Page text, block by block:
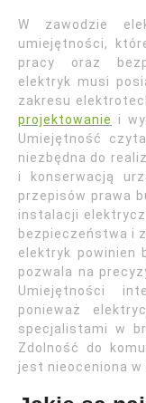
W zawodzie
umiejętności,
pracy oraz
elektryk musi
zakresu
projektowanie
i
Umiejętność
niezbędna do
i konserwacją
przepisów prawa
instalacji
bezpieczeństwa i
elektryk powinien
pozwala na
Umiejętności
ponieważ
specjalistami w
Zdolność do
jest nieoceniona w